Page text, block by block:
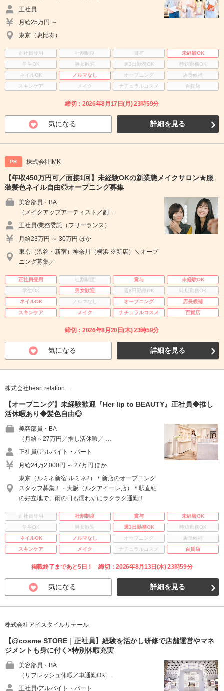
正社員
月給25万円 ～
東京（恵比寿）
正社員登用 社割制度 賞与
未経験OK
学生OK
男女歓迎 週3日勤務OK
時短勤務OK
ネイルOK
ノルマなし オープニング
店長候補
スキンケア
メイク ナチュラルコスメ 百貨店
締切：2026年8月17日(月) 23時59分
気になる 詳細を見る
PR 株式会社IMK
【年収450万円可／面接1回】未経験OKの新業態メイクサロン★服
装髪色ネイル自由◎オープニング募集
美容部員・BA
（メイクアップアーティスト／副 …
正社員/業務委託（フリーランス）
月給23万円 ～ 30万円 ほか
東京（渋谷・新宿）神奈川（横浜 ※新店）＼オープ
ニング募集／
正社員登用 社割制度 賞与
未経験OK
学生OK
男女歓迎 週3日勤務OK
時短勤務OK
ネイルOK
ノルマなし オープニング
店長候補
スキンケア
メイク ナチュラルコスメ 百貨店
締切：2026年8月20日(木) 23時59分
気になる 詳細を見る
株式会社heart relation …
【オープニング】未経験歓迎『Her lip to BEAUTY』正社員◆推し
活休暇あり◆髪色自由◎
美容部員・BA
（月給～27万円／推し活休暇／ …
正社員/アルバイト・パート
月給24万2,000円 ～ 27万円 ほか
東京（ルミネ新宿 ルミネ2）＊新店のオープニング
スタッフ募集！・大阪（ルクアイーレ店）＊駅直結
の好立地で、雨の日も濡れずにラクラク通勤！
正社員登用 社割制度 賞与
未経験OK
学生OK
男女歓迎 週3日勤務OK
時短勤務OK
ネイルOK
ノルマなし オープニング
店長候補
スキンケア
メイク ナチュラルコスメ 百貨店
掲載終了まであと5日！ 締切：2026年8月13日(木) 23時59分
気になる 詳細を見る
株式会社アイスタイルリテール
【@cosme STORE｜正社員】経験を活かし研修で店舗運営やマネ
ジメントも身に付く×特別休暇充実
美容部員・BA
（リフレッシュ休暇／車通勤OK …
正社員/アルバイト・パート